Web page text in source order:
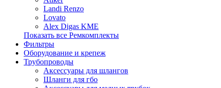
Landi Renzo
Lovato
Alex Digas KME
Показать все Ремкомплекты
Фильтры
Оборудование и крепеж
Трубопроводы
Аксессуары для шлангов
Шланги для гбо